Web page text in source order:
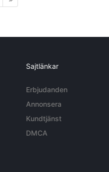
Sajtlänkar
Erbjudanden
Annonsera
Kundtjänst
DMCA